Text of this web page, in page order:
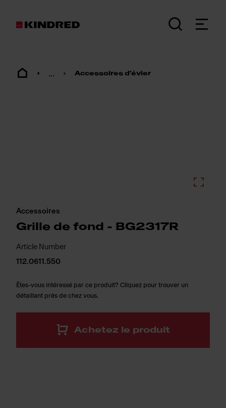
... Accessoires d'évier
Accessoires
Grille de fond - BG2317R
Article Number
112.0611.550
Êtes-vous intéressé par ce produit? Cliquez pour trouver un
détaillant près de chez vous.
Achetez le produit